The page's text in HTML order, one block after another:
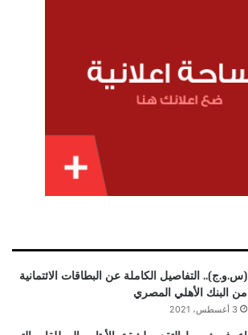
(س.و.ج).. التفاصيل الكاملة عن البطاقات الائتمانية
من البنك الأهلي المصري
3 أغسطس، 2021